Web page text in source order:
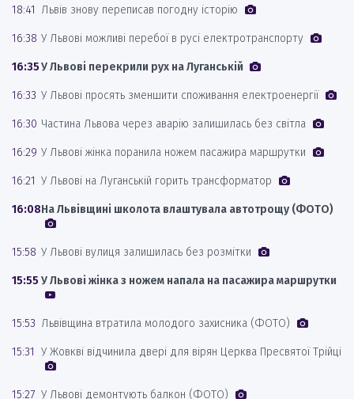
18:41 Львів знову переписав погодну історію
16:38 У Львові можливі перебої в русі електротранспорту
16:35У Львові перекрили рух на Луганській
16:33 У Львові просять зменшити споживання електроенергії
16:30 Частина Львова через аварію залишилась без світла
16:29 У Львові жінка поранила ножем пасажира маршрутки
16:21 У Львові на Луганській горить трансформатор
16:08На Львівщині школота влаштувала автотрощу (ФОТО)
15:58 У Львові вулиця залишилась без розмітки
15:55 У Львові жінка з ножем напала на пасажира маршрутки
15:53 Львівщина втратила молодого захисника (ФОТО)
15:31 У Жовкві відчинила двері для вірян Церква Пресвятої Трійці
15:27 У Львові демонтують балкон (ФОТО)